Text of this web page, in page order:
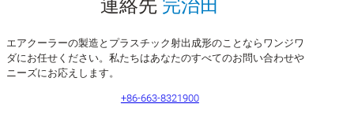
連絡先 完治田
エアクーラーの製造とプラスチック射出成形のことならワンジワ
ダにお任せください。私たちはあなたのすべてのお問い合わせや
ニーズにお応えします。
+86-663-8321900